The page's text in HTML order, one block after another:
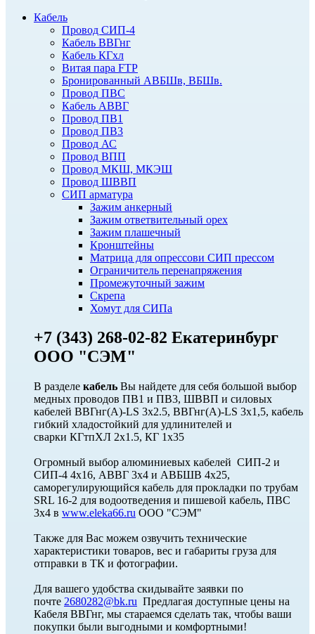
Кабель
Провод СИП-4
Кабель ВВГнг
Кабель КГхл
Витая пара FTP
Бронированный АВБШв, ВБШв.
Провод ПВС
Кабель АВВГ
Провод ПВ1
Провод ПВ3
Провод АС
Провод ВПП
Провод МКШ, МКЭШ
Провод ШВВП
СИП арматура
Зажим анкерный
Зажим ответвительный орех
Зажим плашечный
Кронштейны
Матрица для опрессови СИП прессом
Ограничитель перенапряжения
Промежуточный зажим
Скрепа
Хомут для СИПа
+7 (343) 268-02-82 Екатеринбург
ООО "СЭМ"
В разделе кабель Вы найдете для себя большой выбор
медных проводов ПВ1 и ПВ3, ШВВП и силовых
кабелей ВВГнг(A)-LS 3х2.5, ВВГнг(A)-LS 3х1,5, кабель
гибкий хладостойкий для удлинителей и
сварки КГтпХЛ 2х1.5, КГ 1х35
Огромный выбор алюминиевых кабелей СИП-2 и
СИП-4 4х16, АВВГ 3х4 и АВБШВ 4х25,
саморегулирующийся кабель для прокладки по трубам
SRL 16-2 для водоотведения и пишевой кабель, ПВС
3х4 в www.eleka66.ru ООО "СЭМ"
Также для Вас можем озвучить технические
характеристики товаров, вес и габариты груза для
отправки в ТК и фотографии.
Для вашего удобства скидывайте заявки по
почте 2680282@bk.ru Предлагая доступные цены на
Кабеля ВВГнг, мы стараемся сделать так, чтобы ваши
покупки были выгодными и комфортными!